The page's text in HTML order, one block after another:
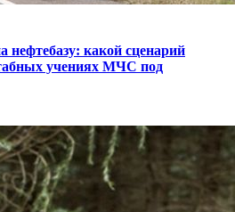
нефтебазу: какой сценарий
учениях МЧС под